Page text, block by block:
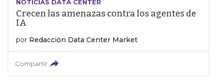
NOTICIAS DATA CENTER
Crecen las amenazas contra los agentes de
IA
por Redacción Data Center Market
Compartir